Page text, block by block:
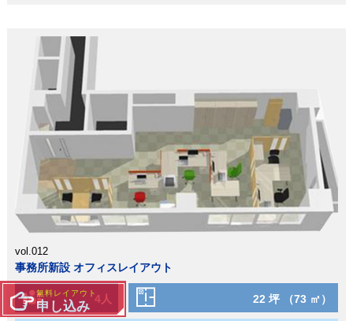
vol.012
事務所新設 オフィスレイアウト
4人 22 坪 （73 ㎡）
無料レイアウト
申し込み